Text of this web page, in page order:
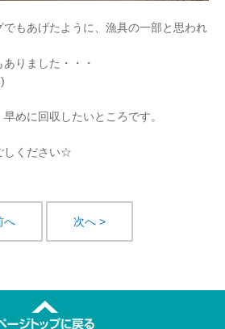
もあげたように、漁具の一部と思われ
りました・・・
めに回収したいところです。
しください☆
へ 次へ >